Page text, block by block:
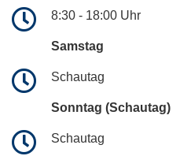
8:30 - 18:00 Uhr
Samstag
Schautag
Sonntag (Schautag)
Schautag